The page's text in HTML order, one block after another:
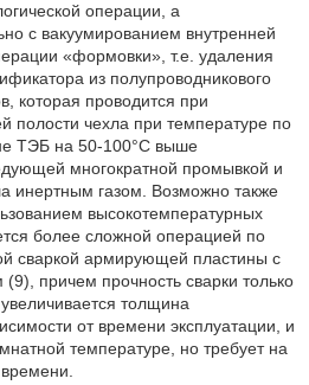
операции, а
с вакуумированием внутренней
«формовки», т.е. удаления
из полупроводникового
которая проводится при
полости чехла при температуре по
ТЭБ на 50-100°С выше
многократной промывкой и
инертным газом. Возможно также
высокотемпературных
более сложной операцией по
сваркой армирующей пластины с
причем прочность сварки только
толщина
от времени эксплуатации, и
температуре, но требует на